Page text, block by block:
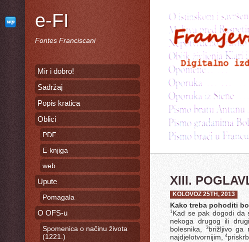
XIII.
KOLOVOZ 25TH, 2013
Kako treba pohoditi
1Kad se pak dogodi da
nekoga drugog ili
bolesnika,
3brižljivo ga
najdjelotvornijim,
4
e-FI
Fontes Franciscani
Mir i dobro!
Sadržaj
Popis kratica
Oblici
PDF
E-knjiga
web
Upute
Pomagala
O OFS-u
Spomenica o načinu života
(1221.)